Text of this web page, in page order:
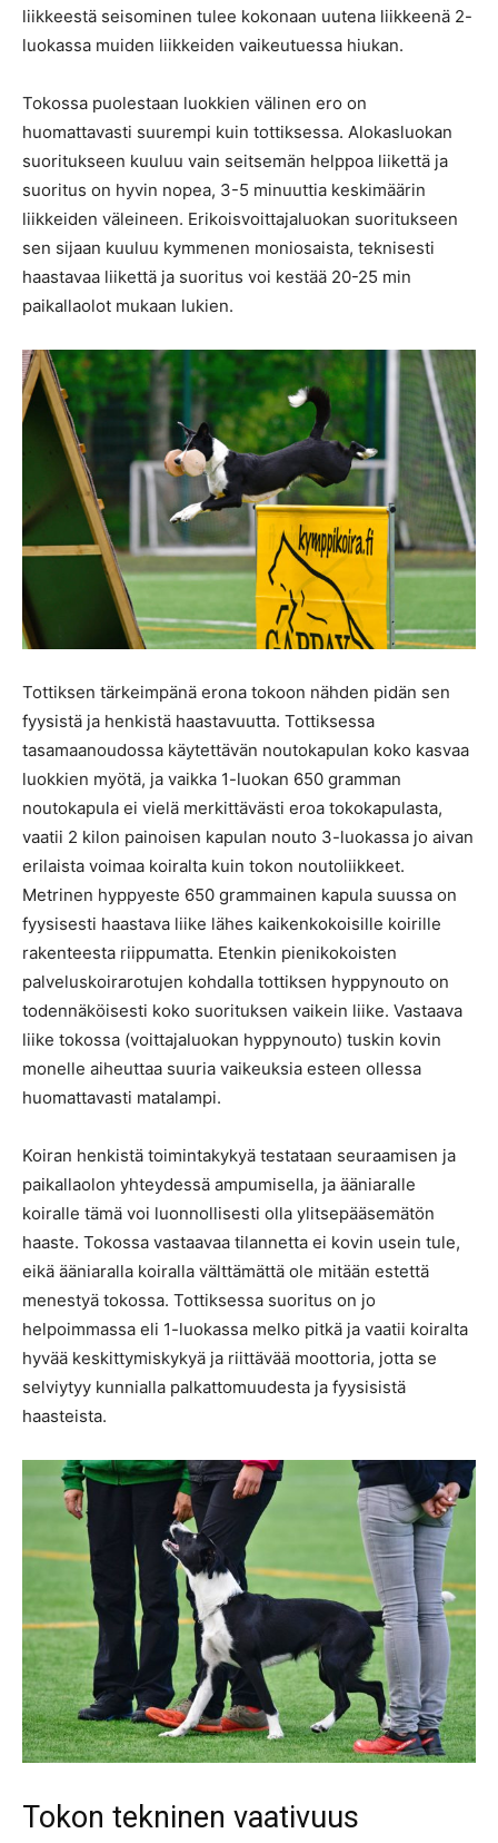
liikkeestä seisominen tulee kokonaan uutena liikkeenä 2-
luokassa muiden liikkeiden vaikeutuessa hiukan.
Tokossa puolestaan luokkien välinen ero on
huomattavasti suurempi kuin tottiksessa. Alokasluokan
suoritukseen kuuluu vain seitsemän helppoa liikettä ja
suoritus on hyvin nopea, 3-5 minuuttia keskimäärin
liikkeiden väleineen. Erikoisvoittajaluokan suoritukseen
sen sijaan kuuluu kymmenen moniosaista, teknisesti
haastavaa liikettä ja suoritus voi kestää 20-25 min
paikallaolot mukaan lukien.
Tottiksen tärkeimpänä erona tokoon nähden pidän sen
fyysistä ja henkistä haastavuutta. Tottiksessa
tasamaanoudossa käytettävän noutokapulan koko kasvaa
luokkien myötä, ja vaikka 1-luokan 650 gramman
noutokapula ei vielä merkittävästi eroa tokokapulasta,
vaatii 2 kilon painoisen kapulan nouto 3-luokassa jo aivan
erilaista voimaa koiralta kuin tokon noutoliikkeet.
Metrinen hyppyeste 650 grammainen kapula suussa on
fyysisesti haastava liike lähes kaikenkokoisille koirille
rakenteesta riippumatta. Etenkin pienikokoisten
palveluskoirarotujen kohdalla tottiksen hyppynouto on
todennäköisesti koko suorituksen vaikein liike. Vastaava
liike tokossa (voittajaluokan hyppynouto) tuskin kovin
monelle aiheuttaa suuria vaikeuksia esteen ollessa
huomattavasti matalampi.
Koiran henkistä toimintakykyä testataan seuraamisen ja
paikallaolon yhteydessä ampumisella, ja ääniaralle
koiralle tämä voi luonnollisesti olla ylitsepääsemätön
haaste. Tokossa vastaavaa tilannetta ei kovin usein tule,
eikä ääniaralla koiralla välttämättä ole mitään estettä
menestyä tokossa. Tottiksessa suoritus on jo
helpoimmassa eli 1-luokassa melko pitkä ja vaatii koiralta
hyvää keskittymiskykyä ja riittävää moottoria, jotta se
selviytyy kunnialla palkattomuudesta ja fyysisistä
haasteista.
Tokon tekninen vaativuus